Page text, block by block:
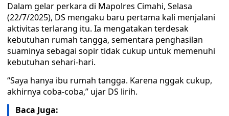
Dalam gelar perkara di Mapolres Cimahi, Selasa
(22/7/2025), DS mengaku baru pertama kali menjalani
aktivitas terlarang itu. Ia mengatakan terdesak
kebutuhan rumah tangga, sementara penghasilan
suaminya sebagai sopir tidak cukup untuk memenuhi
kebutuhan sehari-hari.
“Saya hanya ibu rumah tangga. Karena nggak cukup,
akhirnya coba-coba,” ujar DS lirih.
Baca Juga: